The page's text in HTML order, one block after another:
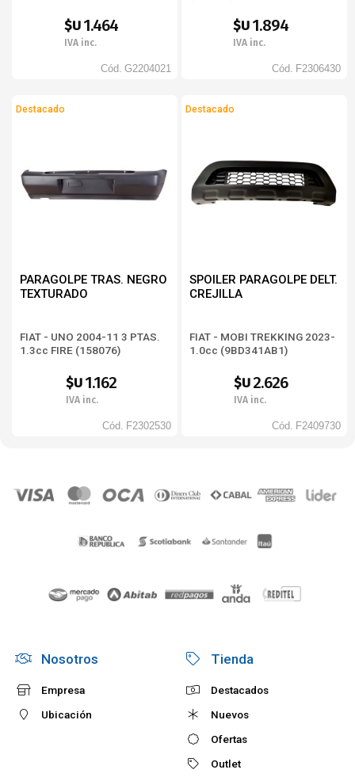
$U 1.464
IVA inc.
Cód. G2204021
$U 1.894
IVA inc.
Cód. F2306430
Destacado
PARAGOLPE TRAS. NEGRO
TEXTURADO
FIAT - UNO 2004-11 3 PTAS.
1.3cc FIRE (158076)
$U 1.162
IVA inc.
Cód. F2302530
Destacado
SPOILER PARAGOLPE DELT.
CREJILLA
FIAT - MOBI TREKKING 2023-
1.0cc (9BD341AB1)
$U2.626
IVA inc.
Cód. F2409730
Nosotros
Empresa
Ubicación
Tienda
Destacados
Nuevos
Ofertas
Outlet